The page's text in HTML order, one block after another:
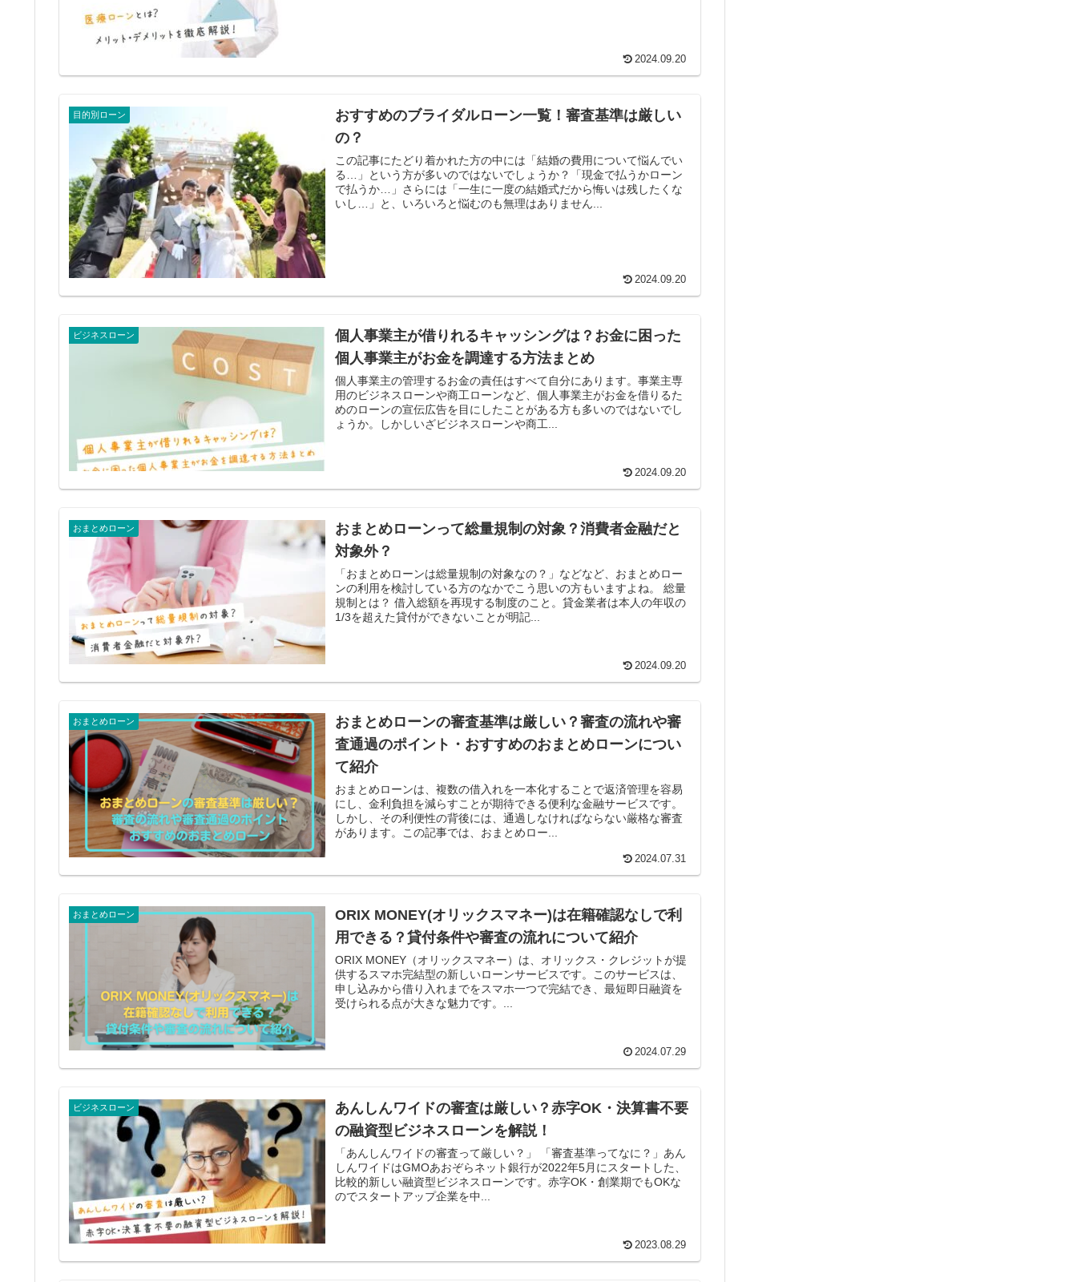
2024.09.20
目的別ローン
おすすめのブライダルローン一覧！審査基準は厳しい
の？
この記事にたどり着かれた方の中には「結婚の費用について悩んでい
る…」という方が多いのではないでしょうか？「現金で払うかローン
で払うか…」さらには「一生に一度の結婚式だから悔いは残したくな
いし…」と、いろいろと悩むのも無理はありません...
2024.09.20
ビジネスローン
個人事業主が借りれるキャッシングは？お金に困った
個人事業主がお金を調達する方法まとめ
個人事業主の管理するお金の責任はすべて自分にあります。事業主専
用のビジネスローンや商工ローンなど、個人事業主がお金を借りるた
めのローンの宣伝広告を目にしたことがある方も多いのではないでし
ょうか。しかしいざビジネスローンや商工...
2024.09.20
おまとめローン
おまとめローンって総量規制の対象？消費者金融だと
対象外？
「おまとめローンは総量規制の対象なの？」などなど、おまとめロー
ンの利用を検討している方のなかでこう思いの方もいますよね。 総量
規制とは？ 借入総額を再現する制度のこと。貸金業者は本人の年収の
1/3を超えた貸付ができないことが明記...
2024.09.20
おまとめローン
おまとめローンの審査基準は厳しい？審査の流れや審
査通過のポイント・おすすめのおまとめローンについ
て紹介
おまとめローンは、複数の借入れを一本化することで返済管理を容易
にし、金利負担を減らすことが期待できる便利な金融サービスです。
しかし、その利便性の背後には、通過しなければならない厳格な審査
があります。この記事では、おまとめロー...
2024.07.31
おまとめローン
ORIX MONEY(オリックスマネー)は在籍確認なしで利
用できる？貸付条件や審査の流れについて紹介
ORIX MONEY（オリックスマネー）は、オリックス・クレジットが提
供するスマホ完結型の新しいローンサービスです。このサービスは、
申し込みから借り入れまでをスマホ一つで完結でき、最短即日融資を
受けられる点が大きな魅力です。...
2024.07.29
ビジネスローン
あんしんワイドの審査は厳しい？赤字OK・決算書不要
の融資型ビジネスローンを解説！
「あんしんワイドの審査って厳しい？」 「審査基準ってなに？」あん
しんワイドはGMOあおぞらネット銀行が2022年5月にスタートした、
比較的新しい融資型ビジネスローンです。赤字OK・創業期でもOKな
のでスタートアップ企業を中...
2023.08.29